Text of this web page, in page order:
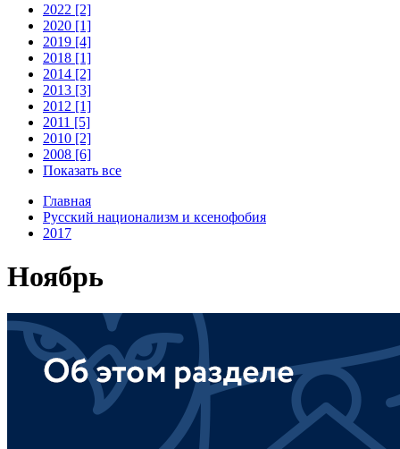
2022 [2]
2020 [1]
2019 [4]
2018 [1]
2014 [2]
2013 [3]
2012 [1]
2011 [5]
2010 [2]
2008 [6]
Показать все
Главная
Русский национализм и ксенофобия
2017
Ноябрь